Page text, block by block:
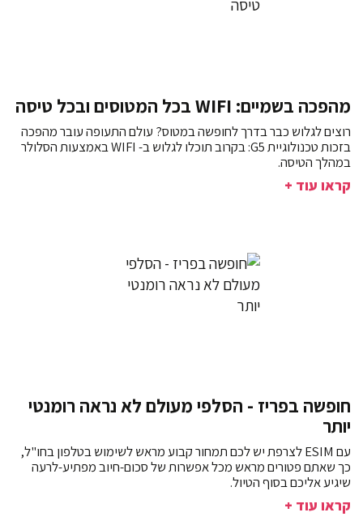
מהפכה בשמיים: WIFI בכל המטוסים ובכל טיסה
רוצים לגלוש כבר בדרך לחופשה במטוס? עולם התעופה עובר מהפכה
בזכות טכנולוגיית G5: בקרוב תוכלו לגלוש ב- WIFI באמצעות הסלולר
במהלך הטיסה.
קראו עוד +
חופשה בפריז - הסלפי מעולם לא נראה רומנטי
יותר
עם ESIM לצרפת יש לכם תמחור קבוע מראש לשימוש בטלפון בחו"ל,
כך שאתם פטורים מראש מכל אפשרות של סכום-חיוב מפתיע-לרעה
שיגיע אליכם בסוף הטיול.
קראו עוד +